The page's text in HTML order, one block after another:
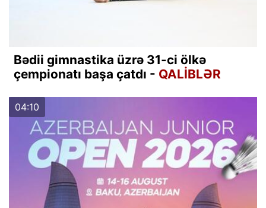
Bədii gimnastika üzrə 31-ci ölkə
çempionatı başa çatdı - QALİBLƏR
04:10